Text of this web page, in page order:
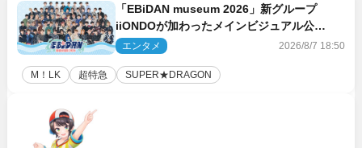
「EBiDAN museum 2026」新グループ
iiONDOが加わったメインビジュアル公
開！ 開催記念グッズラインナップも
エンタメ 2026/8/7 18:50
M！LK 超特急 SUPER★DRAGON